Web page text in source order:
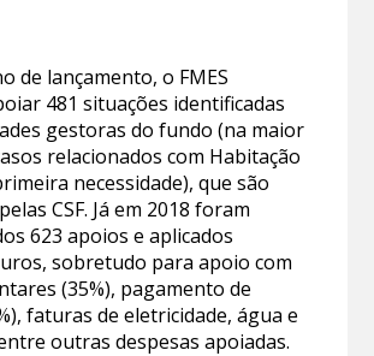
de lançamento, o FMES
481 situações identificadas
gestoras do fundo (na maior
relacionados com Habitação
necessidade), que são
CSF. Já em 2018 foram
623 apoios e aplicados
sobretudo para apoio com
(35%), pagamento de
faturas de eletricidade, água e
outras despesas apoiadas.